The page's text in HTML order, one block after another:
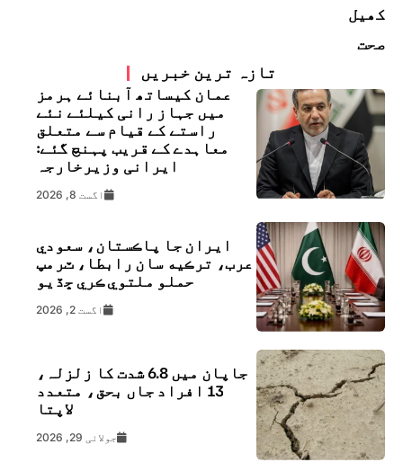
کھیل
صحت
تازہ ترین خبریں
عمان کیساتھ آبنائے ہرمز
میں جہاز رانی کیلئے نئے
راستے کے قیام سے متعلق
معاہدے کے قریب پہنچ گئے:
ایرانی وزیرخارجہ
اگست 8, 2026
ايران جا پاڪستان، سعودي
عرب، ترڪيه سان رابطا، ٽرمپ
حملو ملتوي ڪري ڇڏيو
اگست 2, 2026
جاپان میں 6.8 شدت کا زلزلہ،
13 افراد جاں بحق، متعدد
لاپتا
جولائی 29, 2026